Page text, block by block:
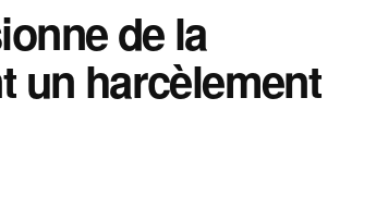
de la
un harcèlement